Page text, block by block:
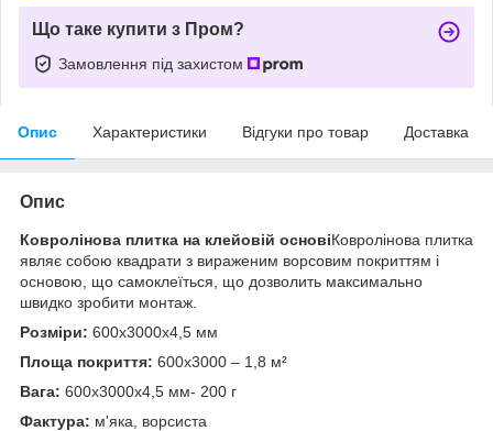
Що таке купити з Пром?
Замовлення під захистом
Опис Характеристики Відгуки про товар Доставка
Опис
Ковролінова плитка на клейовій основіКовролінова плитка
являє собою квадрати з вираженим ворсовим покриттям і
основою, що самоклеїться, що дозволить максимально
швидко зробити монтаж.
Розміри: 600х3000х4,5 мм
Площа покриття: 600х3000 – 1,8 м²
Вага: 600х3000х4,5 мм- 200 г
Фактура: м'яка, ворсиста